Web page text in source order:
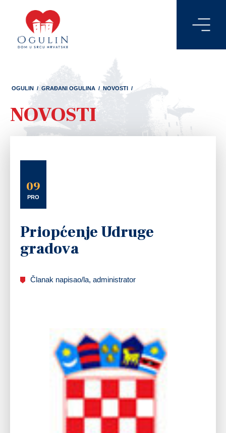
OGULIN / GRAĐANI OGULINA / NOVOSTI /
NOVOSTI
09
PRO
Priopćenje Udruge
gradova
Članak napisao/la, administrator